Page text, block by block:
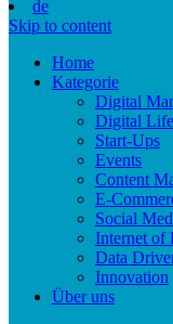
de
Skip to content
Home
Kategorie
Digital
Digital Life
Start-Ups
Events
Content
E-
Social
Internet of
Data
Innovation
Über uns